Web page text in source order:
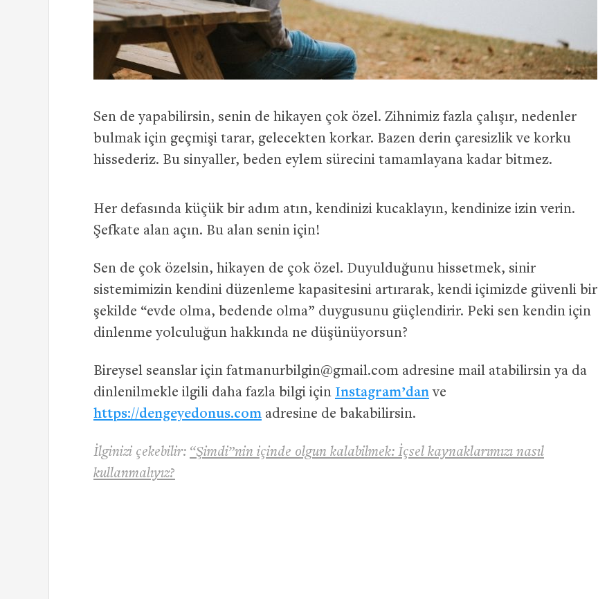
Sen de yapabilirsin, senin de hikayen çok özel. Zihnimiz fazla çalışır, nedenler
bulmak için geçmişi tarar, gelecekten korkar. Bazen derin çaresizlik ve korku
hissederiz. Bu sinyaller, beden eylem sürecini tamamlayana kadar bitmez.
Her defasında küçük bir adım atın, kendinizi kucaklayın, kendinize izin verin.
Şefkate alan açın. Bu alan senin için!
Sen de çok özelsin, hikayen de çok özel. Duyulduğunu hissetmek, sinir
sistemimizin kendini düzenleme kapasitesini artırarak, kendi içimizde güvenli bir
şekilde “evde olma, bedende olma” duygusunu güçlendirir. Peki sen kendin için
dinlenme yolculuğun hakkında ne düşünüyorsun?
Bireysel seanslar için fatmanurbilgin@gmail.com adresine mail atabilirsin ya da
dinlenilmekle ilgili daha fazla bilgi için Instagram’danve
https://dengeyedonus.com adresine de bakabilirsin.
İlginizi çekebilir: “Şimdi”nin içinde olgun kalabilmek: İçsel kaynaklarımızı nasıl
kullanmalıyız?